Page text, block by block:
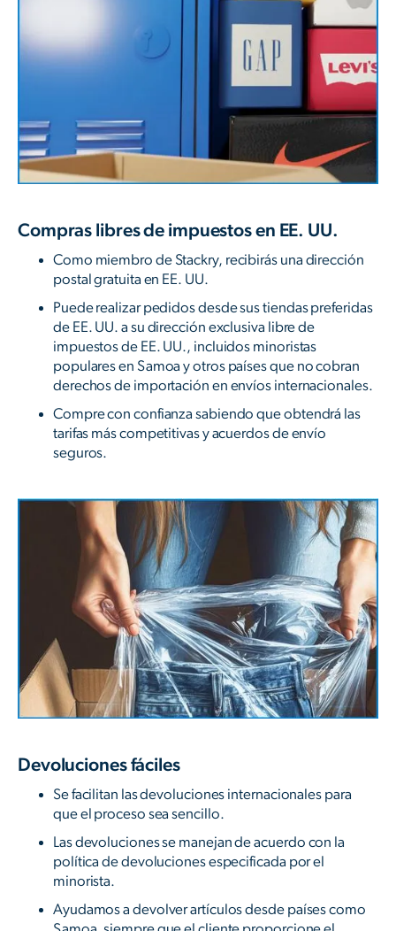
Compras libres de impuestos en EE. UU.
Como miembro de Stackry, recibirás una dirección
postal gratuita en EE. UU.
Puede realizar pedidos desde sus tiendas preferidas
de EE. UU. a su dirección exclusiva libre de
impuestos de EE. UU., incluidos minoristas
populares en Samoa y otros países que no cobran
derechos de importación en envíos internacionales.
Compre con confianza sabiendo que obtendrá las
tarifas más competitivas y acuerdos de envío
seguros.
Devoluciones fáciles
Se facilitan las devoluciones internacionales para
que el proceso sea sencillo.
Las devoluciones se manejan de acuerdo con la
política de devoluciones especificada por el
minorista.
Ayudamos a devolver artículos desde países como